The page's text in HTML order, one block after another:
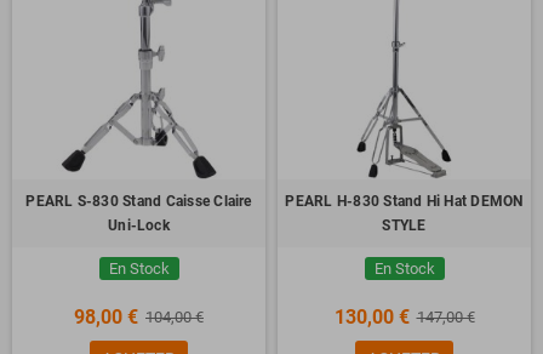
PEARL S-830 Stand Caisse Claire
Uni-Lock
En Stock
98,00 € 104,00 €
PEARL H-830 Stand Hi Hat DEMON
STYLE
En Stock
130,00 € 147,00 €